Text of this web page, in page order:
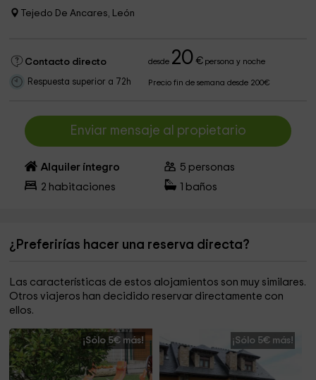
Tejedo De Ancares, León
Contacto directo desde 20 €persona y noche
Respuesta superior a 72h Precio fin de semana desde 200€
Enviar mensaje al propietario
Alquiler íntegro 5 personas
2 habitaciones baños
¿Preferirías hacer una reserva directa?
Las características de estos alojamientos son muy similares.
Otros viajeros han decidido reservar directamente con
ellos.
¡Sólo 5€ más! ¡Sólo 5€ más!